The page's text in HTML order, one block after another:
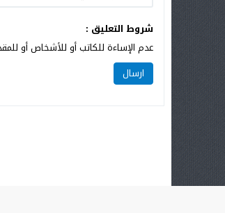
شروط التعليق :
عدم الإساءة للكاتب أو للأشخاص أو